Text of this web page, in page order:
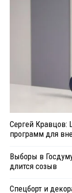
Сергей Кравцов:
программ для
Выборы в
длится созыв
Спецборт и